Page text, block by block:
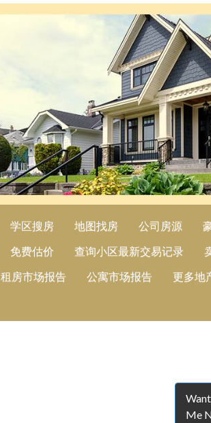
学区搜房 地图找房 公司房源
免费估价 查询小区最新交易记录
租房市场报告 公寓市场报告 更多地
Me